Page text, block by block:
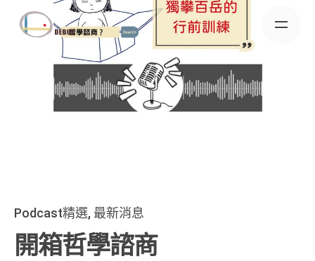
Podcast精選 最新消息
開箱哲學諮商